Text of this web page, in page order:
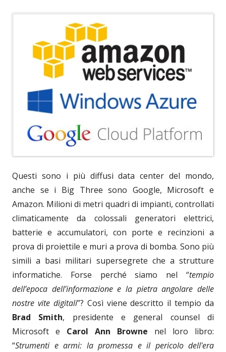
Questi sono i più diffusi data center del mondo,
anche se i Big Three sono Google, Microsoft e
Amazon. Milioni di metri quadri di impianti, controllati
climaticamente da colossali generatori elettrici,
batterie e accumulatori, con porte e recinzioni a
prova di proiettile e muri a prova di bomba. Sono più
simili a basi militari supersegrete che a strutture
informatiche. Forse perché siamo nel “tempio
dell’epoca dell’informazione e la pietra angolare delle
nostre vite digitali”? Così viene descritto il tempio da
Brad Smith, presidente e general counsel di
Microsoft e Carol Ann Browne nel loro libro:
“Strumenti e armi: la promessa e il pericolo dell'era